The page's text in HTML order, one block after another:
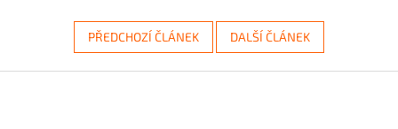
PŘEDCHOZÍ ČLÁNEK DALŠÍ ČLÁNEK